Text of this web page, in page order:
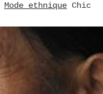
Mode ethnique Chic